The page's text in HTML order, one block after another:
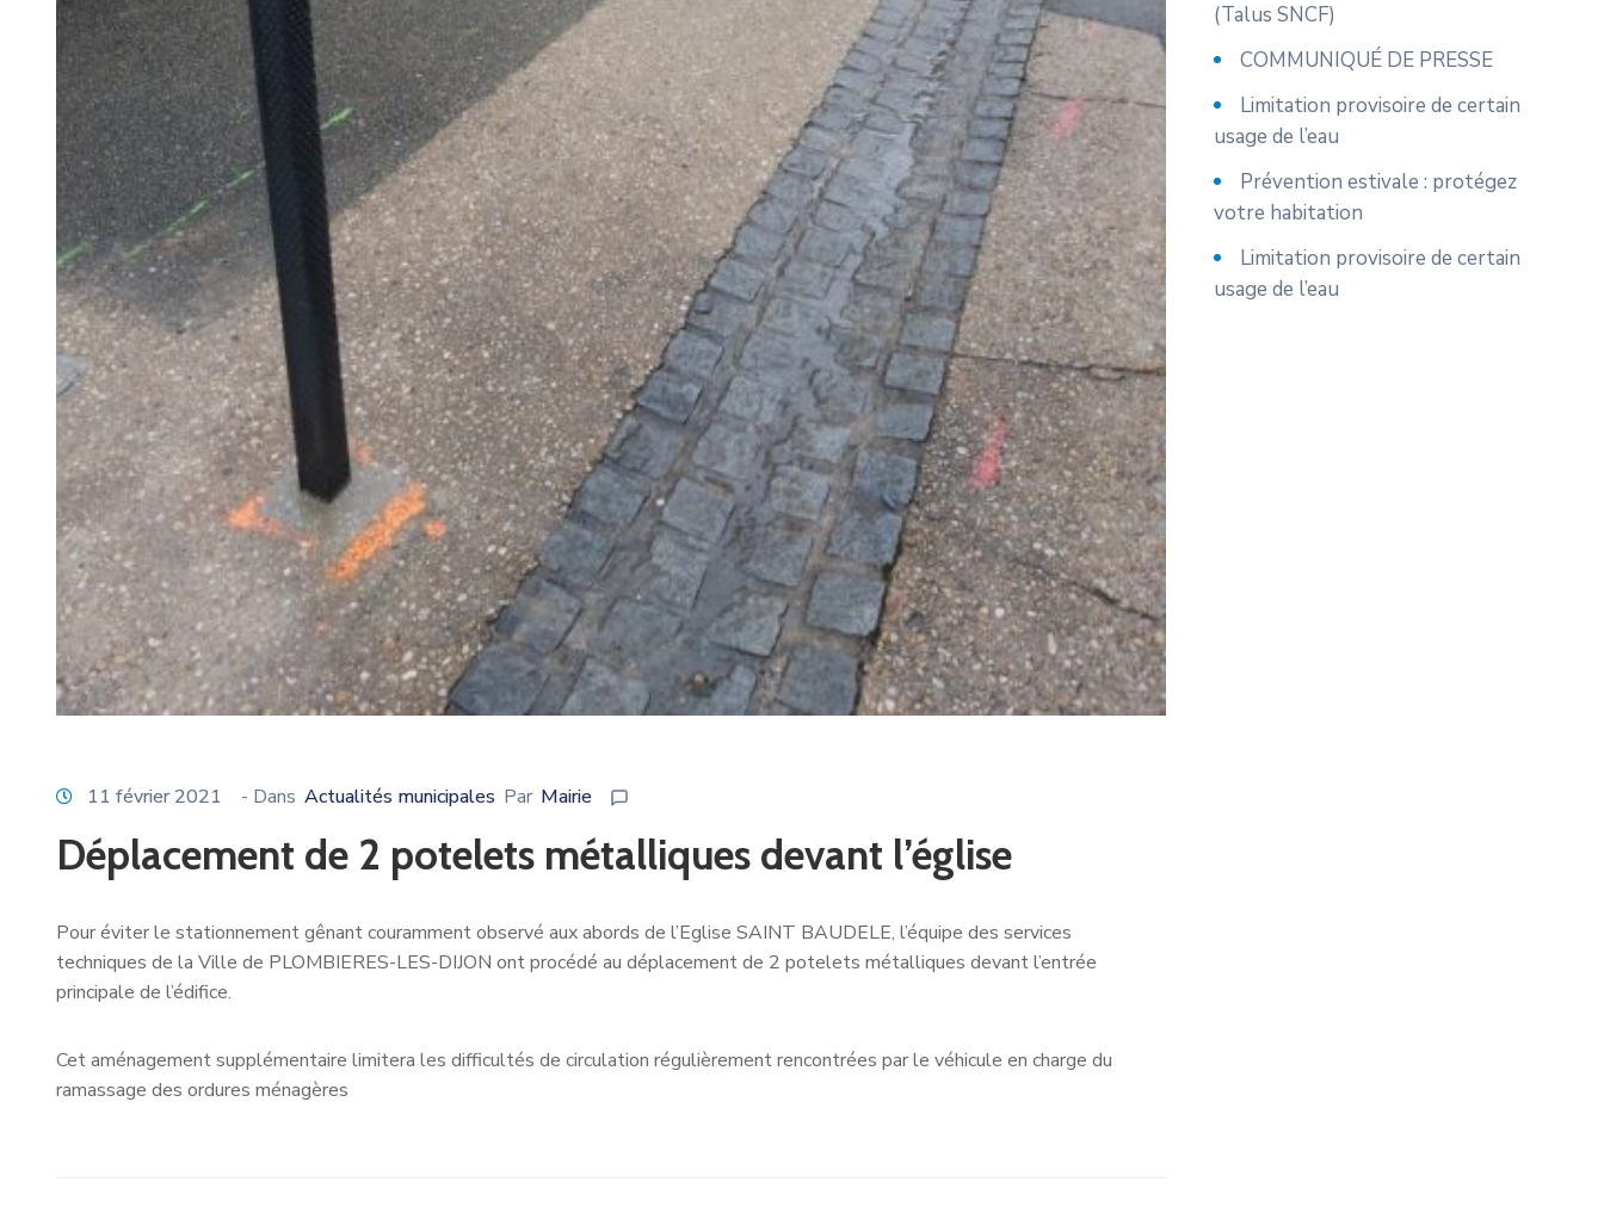
11 février 2021 - Dans Actualités municipales Par Mairie
Déplacement de 2 potelets métalliques devant l’église
Pour éviter le stationnement gênant couramment observé aux abords de l’Eglise SAINT BAUDELE, l’équipe des services
techniques de la Ville de PLOMBIERES-LES-DIJON ont procédé au déplacement de 2 potelets métalliques devant l’entrée
principale de l’édifice.
Cet aménagement supplémentaire limitera les difficultés de circulation régulièrement rencontrées par le véhicule en charge du
ramassage des ordures ménagères
(Talus SNCF)
COMMUNIQUÉ DE PRESSE
Limitation provisoire de certain
usage de l’eau
Prévention estivale : protégez
votre habitation
Limitation provisoire de certain
usage de l’eau